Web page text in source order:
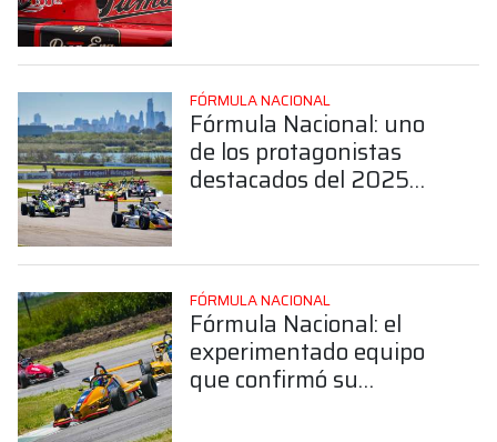
FÓRMULA NACIONAL
Fórmula Nacional: uno
de los protagonistas
destacados del 2025
FÓRMULA NACIONAL
Fórmula Nacional: el
experimentado equipo
que confirmó su